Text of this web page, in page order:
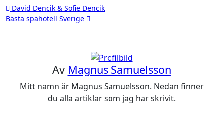
Inläggsnavigering
David Dencik & Sofie Dencik
Bästa spahotell Sverige
Av Magnus Samuelsson
Mitt namn är Magnus Samuelsson. Nedan finner
du alla artiklar som jag har skrivit.